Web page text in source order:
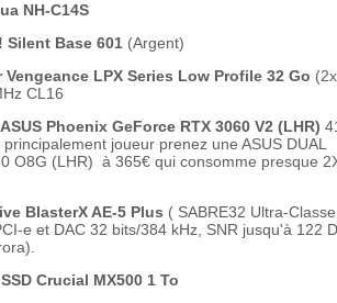
NH-C14S
Silent Base 601 (Argent)
Vengeance LPX Series Low Profile 32 Go
CL16
ASUS Phoenix GeForce RTX 3060 V2 (LHR)
joueur prenez une ASUS DUAL
O8G (LHR) à 365€ qui consomme presque
BlasterX AE-5 Plus ( SABRE32 Ultra-Classe
e et DAC 32 bits/384 kHz, SNR jusqu'à 122
SSD Crucial MX500 1 To